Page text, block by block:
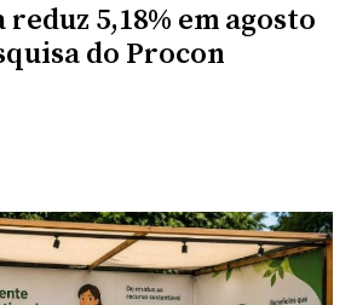
reduz 5,18% em agosto
do Procon